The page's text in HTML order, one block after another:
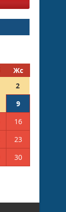
Жс
2
9
16
23
30